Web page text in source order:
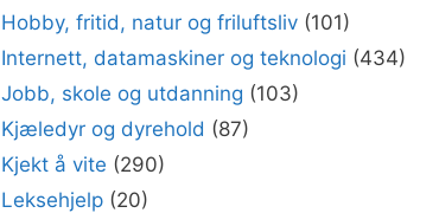
Hobby, fritid, natur og friluftsliv (101)
Internett, datamaskiner og teknologi (434)
Jobb, skole og utdanning (103)
Kjæledyr og dyrehold (87)
Kjekt å vite (290)
Leksehjelp (20)